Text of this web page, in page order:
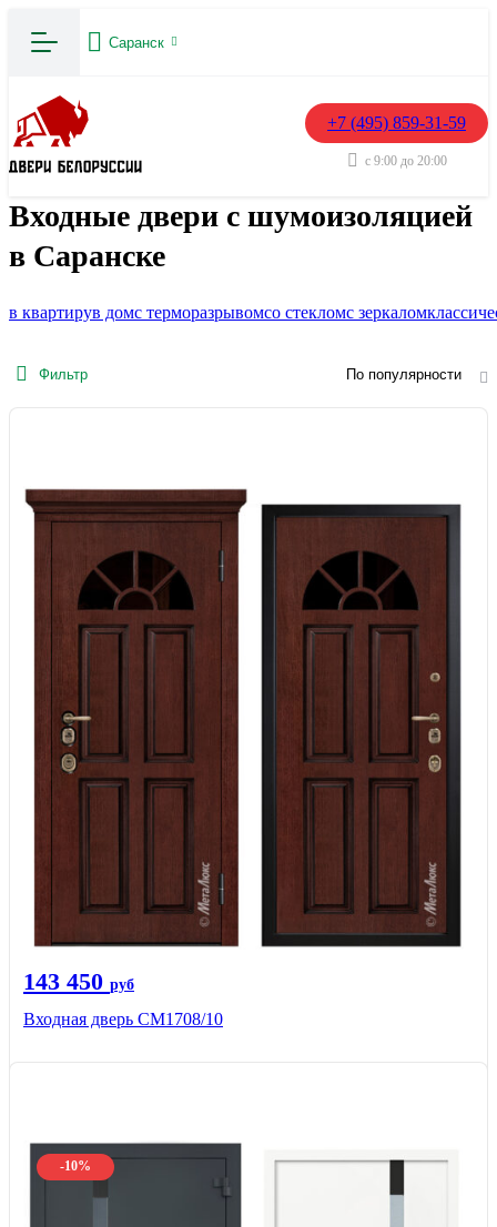
Саранск
+7 (495) 859-31-59
с 9:00 до 20:00
Входные двери с шумоизоляцией
в Саранске
в квартирув домс терморазрывомсо стекломс зеркалом
Фильтр По популярности
143 450 руб
Входная дверь CМ1708/10
-10%